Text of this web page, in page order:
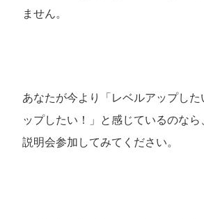
ません。
あなたが今より「レベルアップし
ップしたい！」と感じているのな
説明会参加してみてください。